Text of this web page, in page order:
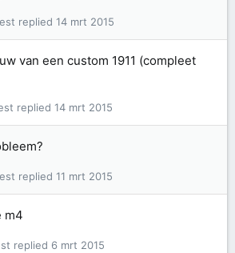
14 mrt 2015
van een custom 1911 (compleet
14 mrt 2015
11 mrt 2015
m4
6 mrt 2015